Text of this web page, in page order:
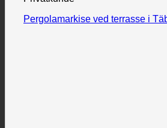
Pergolamarkise ved terrasse i